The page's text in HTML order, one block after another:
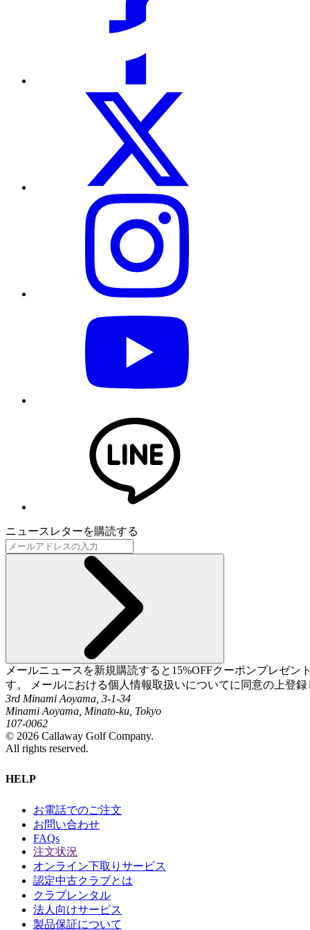
ニュースレターを購読する
メールニュースを新規購読すると15%OFFクーポンプレゼ
す。 メールにおける個人情報取扱いについてに同意の上登
3rd Minami Aoyama, 3-1-34
Minami Aoyama, Minato-ku, Tokyo
107-0062
© 2026 Callaway Golf Company.
All rights reserved.
HELP
お電話でのご注文
お問い合わせ
FAQs
注文状況
オンライン下取りサービス
認定中古クラブとは
クラブレンタル
法人向けサービス
製品保証について